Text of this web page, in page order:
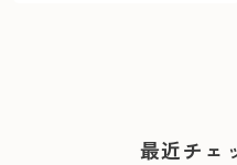
最近チェ